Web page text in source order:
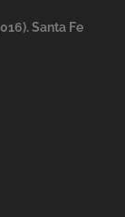
Santa Fe